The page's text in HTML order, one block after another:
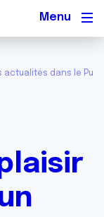
actualités dans le